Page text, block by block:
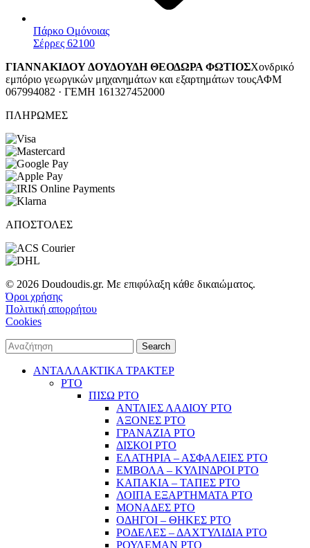
Πάρκο Ομόνοιας
Σέρρες 62100
ΓΙΑΝΝΑΚΙΔΟΥ ΔΟΥΔΟΥΔΗ ΘΕΟΔΩΡΑ ΦΩΤΙΟΣΧονδρικό
εμπόριο γεωργικών μηχανημάτων και εξαρτημάτων τουςΑΦΜ
067994082 · ΓΕΜΗ 161327452000
ΠΛΗΡΩΜΕΣ
ΑΠΟΣΤΟΛΕΣ
© 2026 Doudoudis.gr. Με επιφύλαξη κάθε δικαιώματος.
Όροι χρήσης
Πολιτική απορρήτου
Cookies
Search
ΑΝΤΑΛΛΑΚΤΙΚΑ ΤΡΑΚΤΕΡ
PTO
ΠΙΣΩ PTO
ΑΝΤΛΙΕΣ ΛΑΔΙΟΥ PTO
ΑΞΟΝΕΣ PTO
ΓΡΑΝΑΖΙΑ PTO
ΔΙΣΚΟΙ PTO
ΕΛΑΤΗΡΙΑ – ΑΣΦΑΛΕΙΕΣ PTO
ΕΜΒΟΛΑ – ΚΥΛΙΝΔΡΟΙ PTO
ΚΑΠΑΚΙΑ – ΤΑΠΕΣ PTO
ΛΟΙΠΑ ΕΞΑΡΤΗΜΑΤΑ PTO
ΜΟΝΑΔΕΣ PTO
ΟΔΗΓΟΙ – ΘΗΚΕΣ PTO
ΡΟΔΕΛΕΣ – ΔΑΧΤΥΛΙΔΙΑ PTO
ΡΟΥΛΕΜΑΝ PTO